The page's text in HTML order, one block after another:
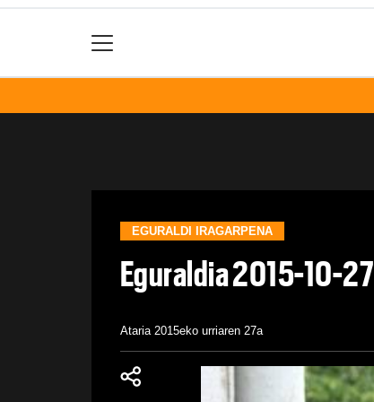
EGURALDI IRAGARPENA
Eguraldia 2015-10-27
Ataria 2015eko urriaren 27a